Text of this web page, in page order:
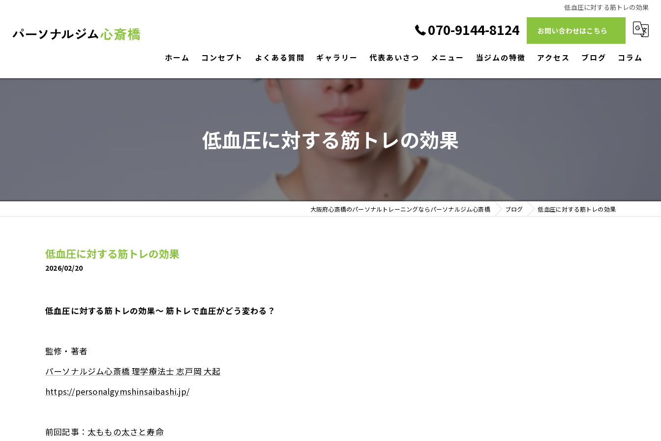
低血圧に対する筋トレの効果
070-9144-8124 お問い合わせはこちら
ホーム コンセプト よくある質問 ギャラリー 代表あいさつ メニュー 当ジムの特徴 アクセス ブログ コラム
低血圧に対する筋トレの効果
大阪府心斎橋のパーソナルトレーニングならパーソナルジム心斎橋 ブログ 低血圧に対する筋トレの効果
低血圧に対する筋トレの効果
2026/02/20
低血圧に対する筋トレの効果〜 筋トレで血圧がどう変わる？
監修・著者
パーソナルジム心斎橋 理学療法士 志戸岡 大起
https://personalgymshinsaibashi.jp/
前回記事： 太ももの太さと寿命